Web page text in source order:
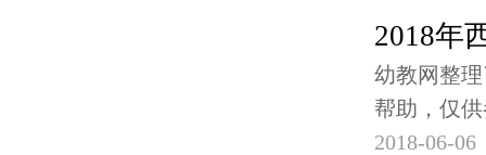
2018年
幼教网整
帮助，仅
2018-06-06